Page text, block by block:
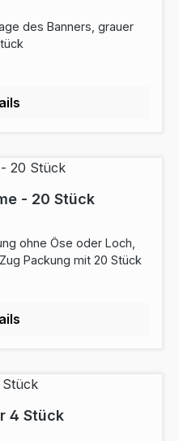
des Banners, grauer
- 20 Stück
ohne Öse oder Loch,
4 Stück